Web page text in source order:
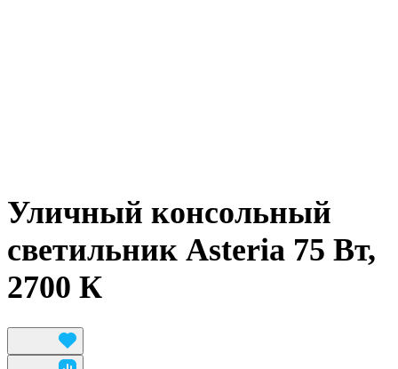
Уличный консольный
светильник Asteria 75 Вт,
2700 К